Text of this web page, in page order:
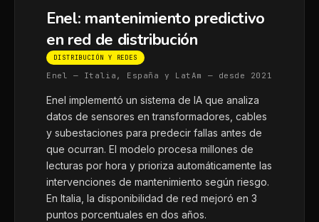
Enel: mantenimiento predictivo
en red de distribución
DISTRIBUCIÓN Y REDES
Enel — Italia, España y LatAm — desde 2021
Enel implementó un sistema de IA que analiza
datos de sensores en transformadores, cables
y subestaciones para predecir fallas antes de
que ocurran. El modelo procesa millones de
lecturas por hora y prioriza automáticamente las
intervenciones de mantenimiento según riesgo.
En Italia, la disponibilidad de red mejoró en 3
puntos porcentuales en dos años.